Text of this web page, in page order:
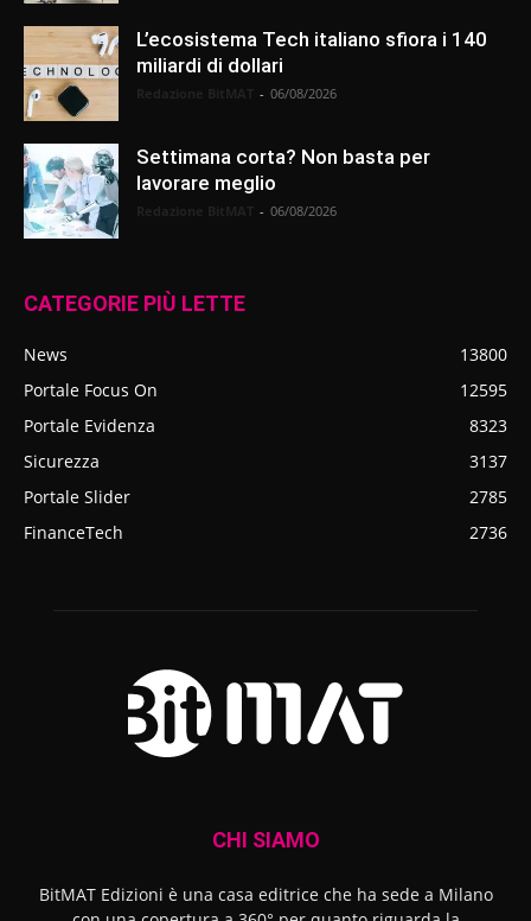
L’ecosistema Tech italiano sfiora i 140
miliardi di dollari
- 06/08/2026
Settimana corta? Non basta per
lavorare meglio
- 06/08/2026
CATEGORIE PIÙ LETTE
News
13800
Portale Focus On
12595
Portale Evidenza
8323
Sicurezza
3137
Portale Slider
2785
FinanceTech
2736
CHI SIAMO
BitMAT Edizioni è una casa editrice che ha sede a Milano